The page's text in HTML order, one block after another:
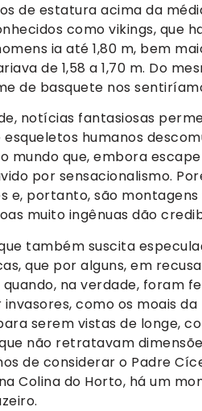
de estatura acima da
como vikings, que
ia até 1,80 m, bem
de 1,58 a 1,70 m. Do
de basquete nos
notícias fantasiosas
humanos
mundo que, embora
por sensacionalismo.
e, portanto, são
muito ingênuas dão
também suscita
que por alguns, em
na verdade, foram
como os moais da
serem vistas de longe,
não retratavam
de considerar o Padre
Colina do Horto, há um